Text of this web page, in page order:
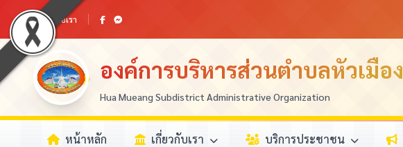
ติดต่อเรา
องค์การบริหารส่วนตำบลหัวเมือง
Hua Mueang Subdistrict Administrative Organization
หน้าหลัก เกี่ยวกับเรา บริการประชาชน